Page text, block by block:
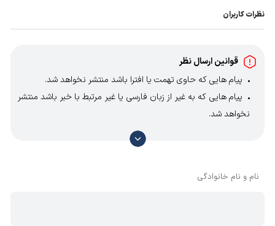
نظرات کاربران
قوانین ارسال نظر
پیام هایی که حاوی تهمت یا افترا باشد منتشر نخواهد شد.
پیام هایی که به غیر از زبان فارسی یا غیر مرتبط با خبر باشد منتشر
نخواهد شد.
با توجه به آن که امکان موافقت یا مخالفت با محتوای نظرات
وجود دارد، معمولا نظراتی که محتوای مشابه دارند، انتشار نمی‌یابند
نام و نام خانوادگی